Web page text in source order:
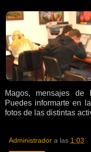
Magos, mensajes
Puedes informarte en
fotos de las distintas
Administrador a las 1:03